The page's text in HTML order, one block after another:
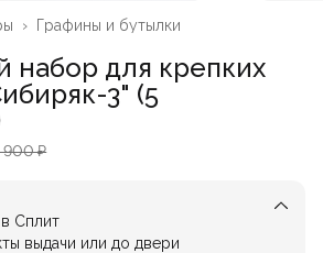
Графины и бутылки
›
набор для крепких
3" (5
900 ₽
Сплит
выдачи или до двери